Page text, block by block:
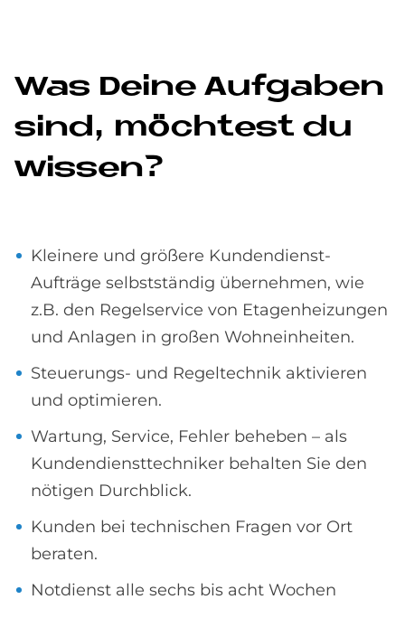
Was De­i­ne Auf­ga­ben
sind, möch­test du
wis­sen?
Kleinere und größere Kundendienst-
Aufträge selbstständig übernehmen, wie
z.B. den Regelservice von Etagenheizungen
und Anlagen in großen Wohneinheiten.
Steuerungs- und Regeltechnik aktivieren
und optimieren.
Wartung, Service, Fehler beheben – als
Kundendiensttechniker behalten Sie den
nötigen Durchblick.
Kunden bei technischen Fragen vor Ort
beraten.
Notdienst alle sechs bis acht Wochen